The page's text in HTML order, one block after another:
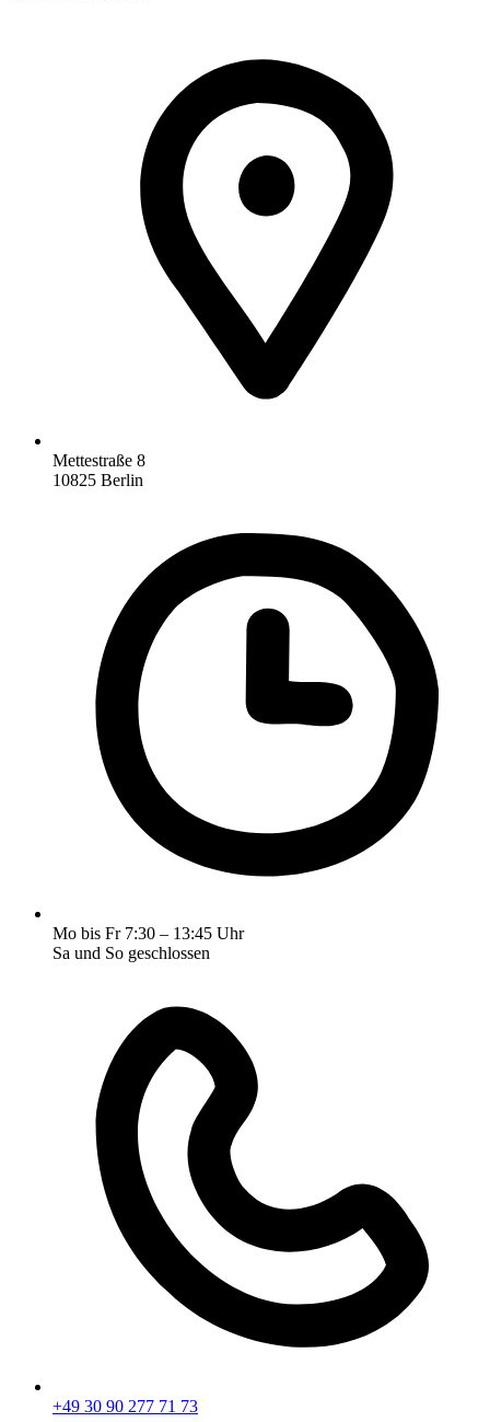
Mettestraße 8
10825 Berlin
Mo bis Fr 7:30 – 13:45 Uhr
Sa und So geschlossen
+49 30 90 277 71 73